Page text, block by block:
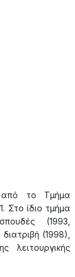
από το Τμήμα
Στο ίδιο τμήμα
(1993,
(1998),